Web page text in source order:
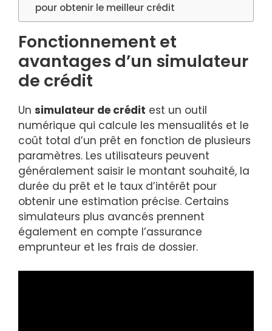
pour obtenir le meilleur crédit
Fonctionnement et
avantages d’un simulateur
de crédit
Un simulateur de crédit est un outil
numérique qui calcule les mensualités et le
coût total d’un prêt en fonction de plusieurs
paramètres. Les utilisateurs peuvent
généralement saisir le montant souhaité, la
durée du prêt et le taux d’intérêt pour
obtenir une estimation précise. Certains
simulateurs plus avancés prennent
également en compte l’assurance
emprunteur et les frais de dossier.